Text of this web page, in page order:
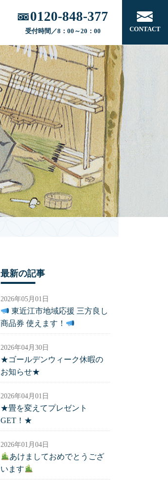
0120-848-377
受付時間／8：00～20：00 CONTACT
最新の記事
2026年05月01日
東近江市地域応援 三方良し
商品券 使えます！
2026年04月30日
★ゴールデンウィーク休暇の
お知らせ★
2026年04月01日
★畳を変えてプレゼント
GET！★
2026年01月04日
あけましておめでとうござ
います